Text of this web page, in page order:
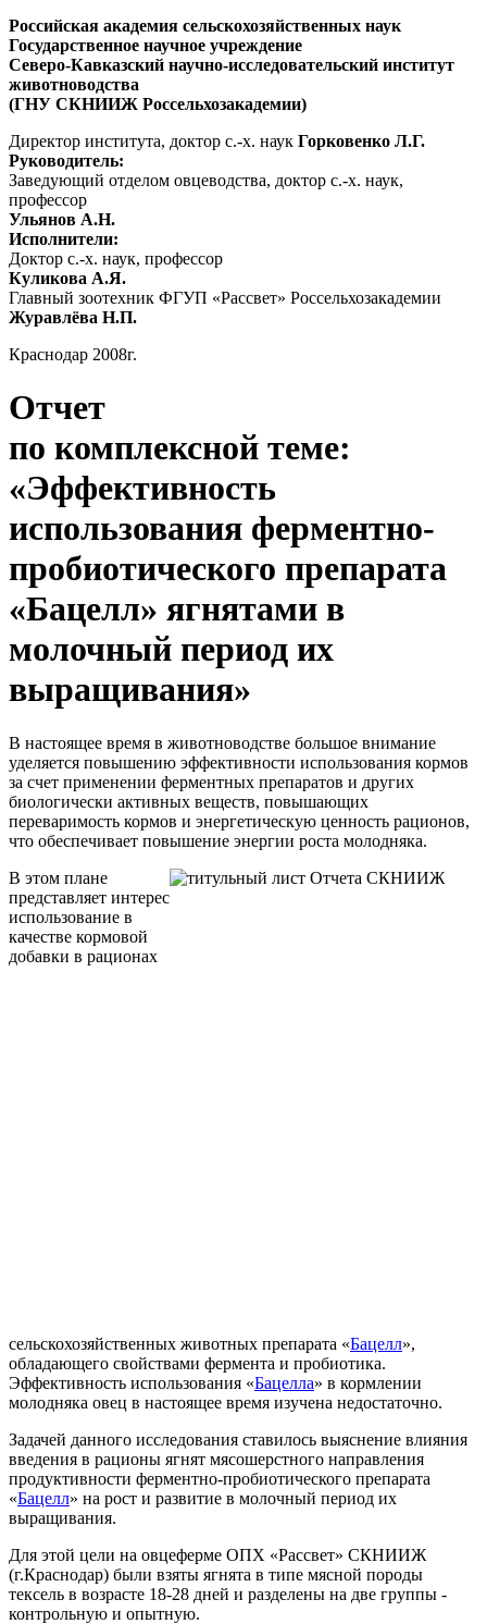
Российская академия сельскохозяйственных наук
Государственное научное учреждение
Северо-Кавказский научно-исследовательский институт
животноводства
(ГНУ СКНИИЖ Россельхозакадемии)
Директор института, доктор с.-х. наук Горковенко Л.Г.
Руководитель:
Заведующий отделом овцеводства, доктор с.-х. наук,
профессор
Ульянов А.Н.
Исполнители:
Доктор с.-х. наук, профессор
Куликова А.Я.
Главный зоотехник ФГУП «Рассвет» Россельхозакадемии
Журавлёва Н.П.
Краснодар 2008г.
Отчет
по комплексной теме:
«Эффективность
использования ферментно-
пробиотического препарата
«Бацелл» ягнятами в
молочный период их
выращивания»
В настоящее время в животноводстве большое внимание
уделяется повышению эффективности использования кормов
за счет применении ферментных препаратов и других
биологически активных веществ, повышающих
переваримость кормов и энергетическую ценность рационов,
что обеспечивает повышение энергии роста молодняка.
В этом плане
представляет интерес
использование в
качестве кормовой
добавки в рационах
сельскохозяйственных животных препарата «Бацелл»,
обладающего свойствами фермента и пробиотика.
Эффективность использования «Бацелла» в кормлении
молодняка овец в настоящее время изучена недостаточно.
Задачей данного исследования ставилось выяснение влияния
введения в рационы ягнят мясошерстного направления
продуктивности ферментно-пробиотического препарата
«Бацелл» на рост и развитие в молочный период их
выращивания.
Для этой цели на овцеферме ОПХ «Рассвет» СКНИИЖ
(г.Краснодар) были взяты ягнята в типе мясной породы
тексель в возрасте 18-28 дней и разделены на две группы -
контрольную и опытную.